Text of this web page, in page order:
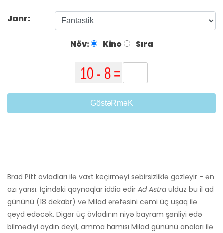
Janr:
Növ: Kino Sıra
GöstəRməK
Brad Pitt övladları ilə vaxt keçirməyi səbirsizliklə gözləyir - ən
azı yarısı. İçindəki qaynaqlar iddia edir Ad Astra ulduz bu il ad
gününü (18 dekabr) və Milad ərəfəsini cəmi üç uşaq ilə
qeyd edəcək. Digər üç övladının niyə bayram şənliyi edə
bilmədiyi aydın deyil, amma hamısı Milad gününü anaları ilə